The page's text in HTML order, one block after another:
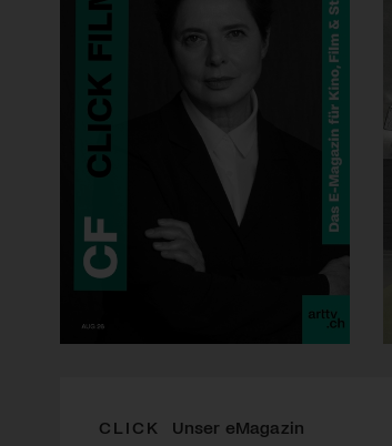
CLICK Unser eMagazin